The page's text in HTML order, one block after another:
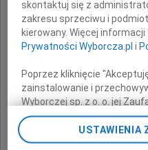
wyrazy
skontaktuj się z
zakresu sprzeciwu i
kierowany. Więcej
Prywatności Wyborcza.pl i
Poprzez kliknięcie
zainstalowanie i
Wyborczej sp. z o. o. jej
na Twoim urządzeniu
chwili zmienić swoje
ponownie wywołując
USTAWIENIA